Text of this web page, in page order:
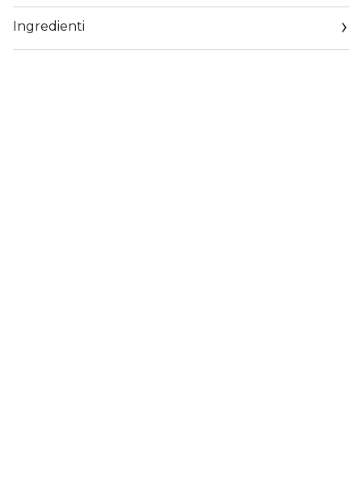
Ingredienti